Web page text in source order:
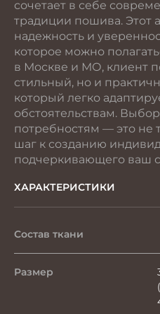
сочетает в себе
традиции пошива. Этот
надежность и
которое можно
в Москве и МО, клиент
стильный, но и
который легко
обстоятельствам.
потребностям — это не
шаг к созданию
подчеркивающего ваш
ХАРАКТЕРИСТИКИ
Состав ткани
Размер